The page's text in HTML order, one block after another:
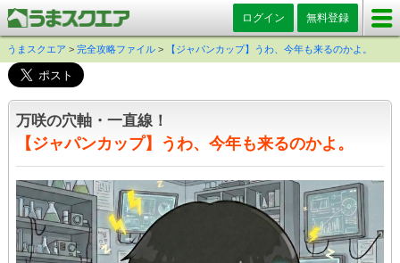
ログイン 無料登録
うまスクエア > 完全攻略ファイル > 【ジャパンカップ】うわ、今年も来るのかよ。
万咲の穴軸・一直線！
【ジャパンカップ】うわ、今年も来るのかよ。